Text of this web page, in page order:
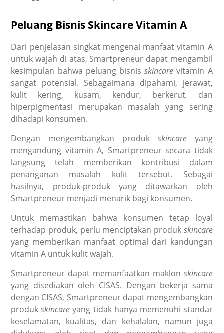
Peluang Bisnis Skincare Vitamin A
Dari penjelasan singkat mengenai manfaat vitamin A
untuk wajah di atas, Smartpreneur dapat mengambil
kesimpulan bahwa peluang bisnisskincare vitamin A
sangat potensial. Sebagaimana dipahami, jerawat,
kulit kering, kusam, kendur, berkerut, dan
hiperpigmentasi merupakan masalah yang sering
dihadapi konsumen.
Dengan mengembangkan produk skincare yang
mengandung vitamin A, Smartpreneur secara tidak
langsung telah memberikan kontribusi dalam
penanganan masalah kulit tersebut. Sebagai
hasilnya, produk-produk yang ditawarkan oleh
Smartpreneur menjadi menarik bagi konsumen.
Untuk memastikan bahwa konsumen tetap loyal
terhadap produk, perlu menciptakan produk skincare
yang memberikan manfaat optimal dari kandungan
vitamin A untuk kulit wajah.
Smartpreneur dapat memanfaatkan maklon skincare
yang disediakan oleh CISAS. Dengan bekerja sama
dengan CISAS, Smartpreneur dapat mengembangkan
produkskincareyang tidak hanya memenuhi standar
keselamatan, kualitas, dan kehalalan, namun juga